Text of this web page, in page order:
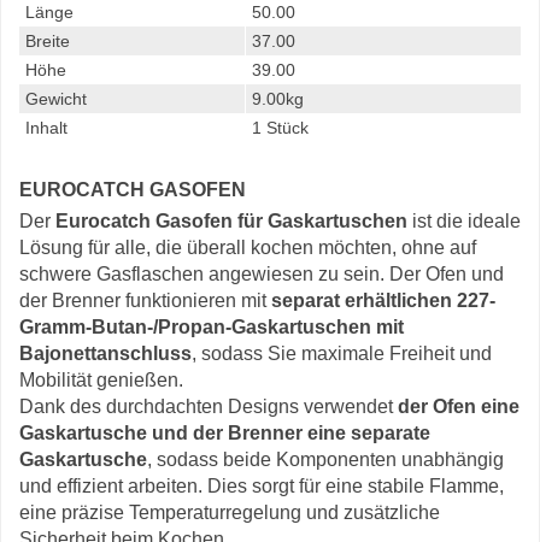
Länge
50.00
Breite
37.00
Höhe
39.00
Gewicht
9.00kg
Inhalt
1 Stück
EUROCATCH GASOFEN
Der Eurocatch Gasofen für Gaskartuschen ist die ideale
Lösung für alle, die überall kochen möchten, ohne auf
schwere Gasflaschen angewiesen zu sein. Der Ofen und
der Brenner funktionieren mitseparat erhältlichen 227-
Gramm-Butan-/Propan-Gaskartuschen mit
Bajonettanschluss, sodass Sie maximale Freiheit und
Mobilität genießen.
Dank des durchdachten Designs verwendetder Ofen eine
Gaskartusche und der Brenner eine separate
Gaskartusche, sodass beide Komponenten unabhängig
und effizient arbeiten. Dies sorgt für eine stabile Flamme,
eine präzise Temperaturregelung und zusätzliche